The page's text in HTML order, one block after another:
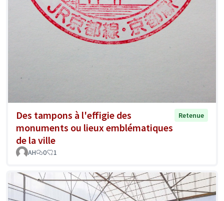
Des tampons à l'effigie des
monuments ou lieux emblématiques
de la ville
Retenue
AH 0 1